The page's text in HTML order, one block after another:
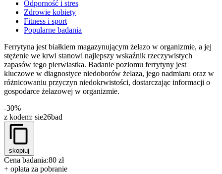
Odporność i stres
Zdrowie kobiety
Fitness i sport
Popularne badania
Ferrytyna jest białkiem magazynującym żelazo w organizmie, a jej
stężenie we krwi stanowi najlepszy wskaźnik rzeczywistych
zapasów tego pierwiastka. Badanie poziomu ferrytyny jest
kluczowe w diagnostyce niedoborów żelaza, jego nadmiaru oraz w
różnicowaniu przyczyn niedokrwistości, dostarczając informacji o
gospodarce żelazowej w organizmie.
-30%
z kodem: sie26bad
skopiuj
Cena badania:80 zł
+ opłata za pobranie